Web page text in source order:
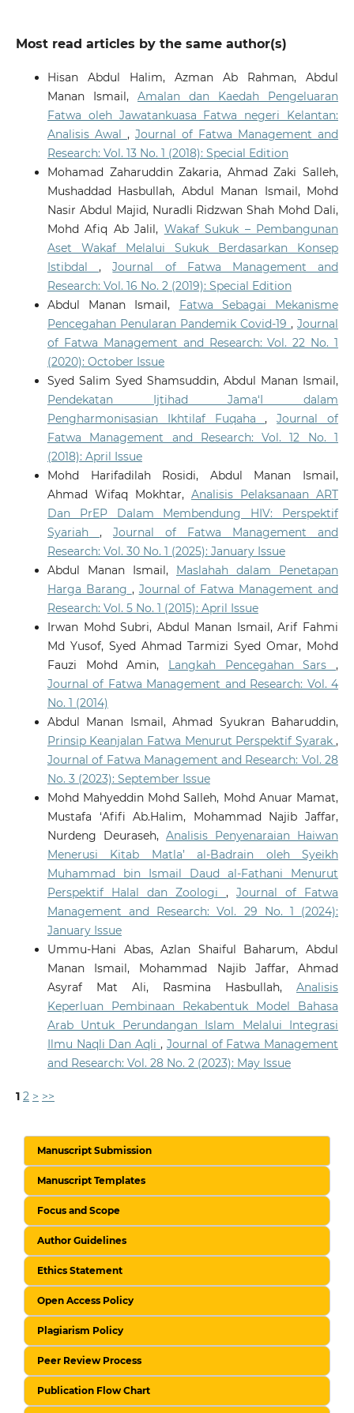
Most read articles by the same author(s)
Hisan Abdul Halim, Azman Ab Rahman, Abdul
Manan Ismail, Amalan dan Kaedah Pengeluaran
Fatwa oleh Jawatankuasa Fatwa negeri Kelantan:
Analisis Awal ,Journal of Fatwa Management and
Research: Vol. 13 No. 1 (2018): Special Edition
Mohamad Zaharuddin Zakaria, Ahmad Zaki Salleh,
Mushaddad Hasbullah, Abdul Manan Ismail, Mohd
Nasir Abdul Majid, Nuradli Ridzwan Shah Mohd Dali,
Mohd Afiq Ab Jalil, Wakaf Sukuk – Pembangunan
Aset Wakaf Melalui Sukuk Berdasarkan Konsep
Istibdal,Journal of Fatwa Management and
Research: Vol. 16 No. 2 (2019): Special Edition
Abdul Manan Ismail, Fatwa Sebagai Mekanisme
Pencegahan Penularan Pandemik Covid-19,Journal
of Fatwa Management and Research: Vol. 22 No. 1
(2020): October Issue
Syed Salim Syed Shamsuddin, Abdul Manan Ismail,
Pendekatan Ijtihad Jama‘I dalam
Pengharmonisasian Ikhtilaf Fuqaha,Journal of
Fatwa Management and Research: Vol. 12 No. 1
(2018): April Issue
Mohd Harifadilah Rosidi, Abdul Manan Ismail,
Ahmad Wifaq Mokhtar,Analisis Pelaksanaan ART
Dan PrEP Dalam Membendung HIV: Perspektif
Syariah , Journal of Fatwa Management and
Research: Vol. 30 No. 1 (2025): January Issue
Abdul Manan Ismail, Maslahah dalam Penetapan
Harga Barang , Journal of Fatwa Management and
Research: Vol. 5 No. 1 (2015): April Issue
Irwan Mohd Subri, Abdul Manan Ismail, Arif Fahmi
Md Yusof, Syed Ahmad Tarmizi Syed Omar, Mohd
Fauzi Mohd Amin, Langkah Pencegahan Sars,
Journal of Fatwa Management and Research: Vol. 4
No. 1 (2014)
Abdul Manan Ismail, Ahmad Syukran Baharuddin,
Prinsip Keanjalan Fatwa Menurut Perspektif Syarak,
Journal of Fatwa Management and Research: Vol. 28
No. 3 (2023): September Issue
Mohd Mahyeddin Mohd Salleh, Mohd Anuar Mamat,
Mustafa ‘Afifi Ab.Halim, Mohammad Najib Jaffar,
Nurdeng Deuraseh, Analisis Penyenaraian Haiwan
Menerusi Kitab Matla’ al-Badrain oleh Syeikh
Muhammad bin Ismail Daud al-Fathani Menurut
Perspektif Halal dan Zoologi,Journal of Fatwa
Management and Research: Vol. 29 No. 1 (2024):
January Issue
Ummu-Hani Abas, Azlan Shaiful Baharum, Abdul
Manan Ismail, Mohammad Najib Jaffar, Ahmad
Asyraf Mat Ali, Rasmina Hasbullah,Analisis
Keperluan Pembinaan Rekabentuk Model Bahasa
Arab Untuk Perundangan Islam Melalui Integrasi
Ilmu Naqli Dan Aqli , Journal of Fatwa Management
and Research: Vol. 28 No. 2 (2023): May Issue
1 2 > >>
Manuscript Submission
Manuscript Templates
Focus and Scope
Author Guidelines
Ethics Statement
Open Access Policy
Plagiarism Policy
Peer Review Process
Publication Flow Chart